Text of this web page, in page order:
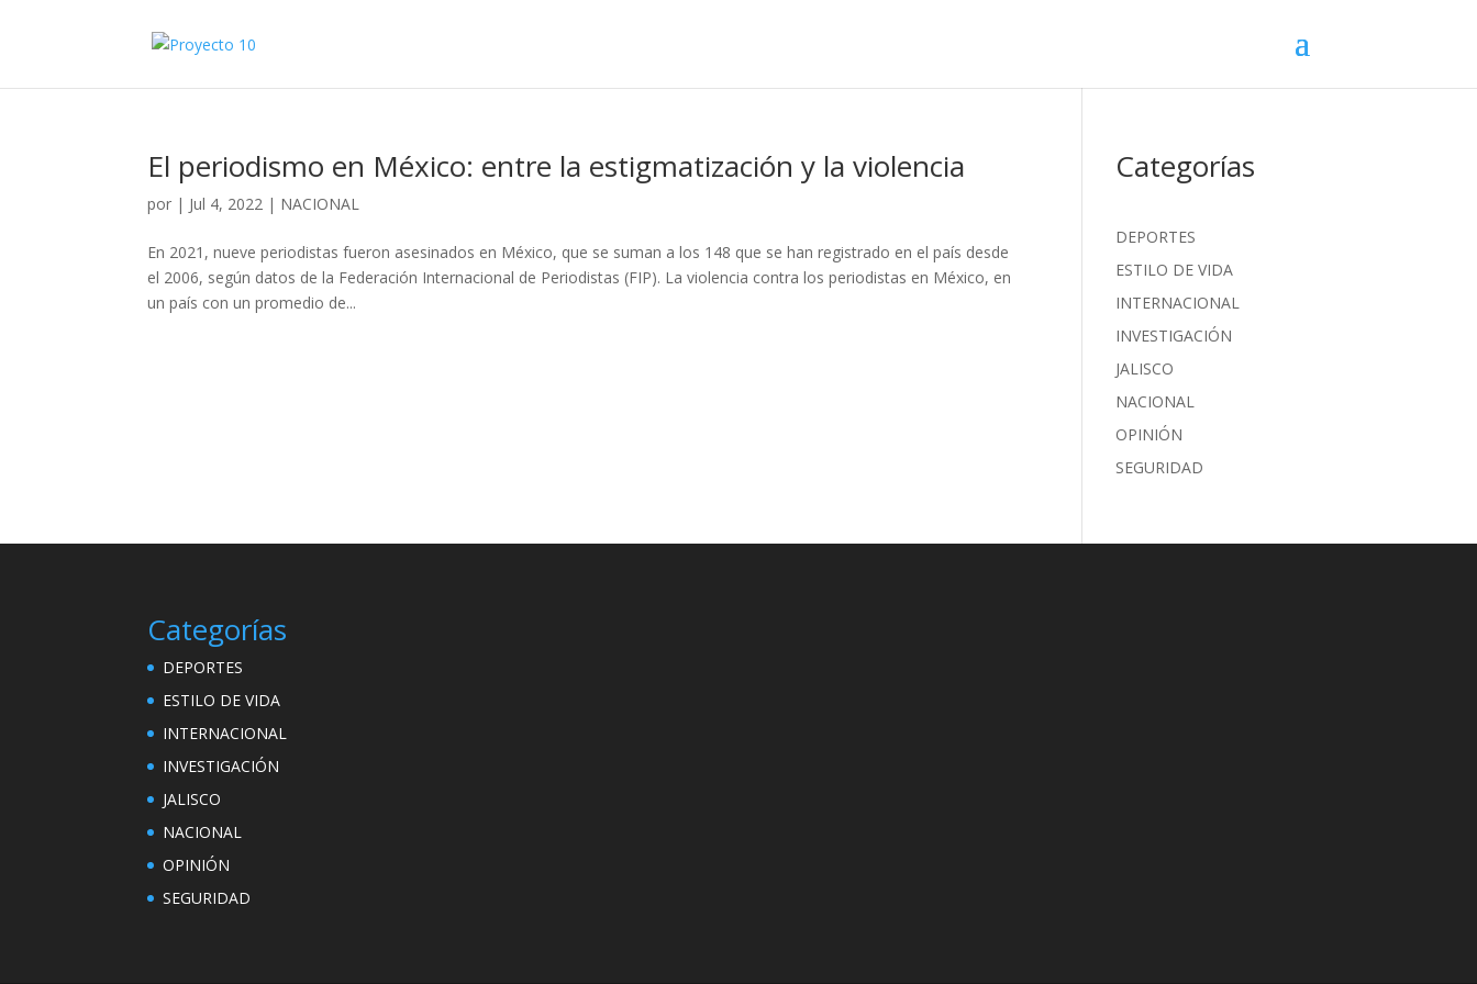
El periodismo en México: entre la estigmatización y la violencia
por | Jul 4, 2022 | NACIONAL
En 2021, nueve periodistas fueron asesinados en México, que se suman a los 148 que se han registrado en el país desde
el 2006, según datos de la Federación Internacional de Periodistas (FIP). La violencia contra los periodistas en México, en
un país con un promedio de...
Categorías
DEPORTES
ESTILO DE VIDA
INTERNACIONAL
INVESTIGACIÓN
JALISCO
NACIONAL
OPINIÓN
SEGURIDAD
Categorías
DEPORTES
ESTILO DE VIDA
INTERNACIONAL
INVESTIGACIÓN
JALISCO
NACIONAL
OPINIÓN
SEGURIDAD